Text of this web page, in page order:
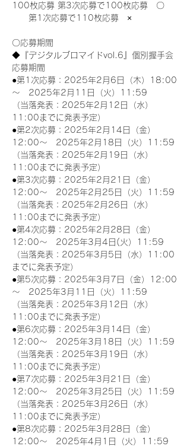
100枚応募 第3次応募で100枚応募　〇
第1次応募で110枚応募　×
〇応募期間
◆『デジタルブロマイドvol.6』個別握手会
応募期間
●第1次応募：2025年2月6日（木）18:00
～　2025年2月11日（火）11:59
（当落発表：2025年2月12日（水）
11:00までに発表予定）
●第2次応募：2025年2月14日（金）
12:00～　2025年2月18日（火）11:59
（当落発表：2025年2月19日（水）
11:00までに発表予定）
●第3次応募：2025年2月21日（金）
12:00～　2025年2月25日（火）11:59
（当落発表：2025年2月26日（水）
11:00までに発表予定）
●第4次応募：2025年2月28日（金）
12:00～　2025年3月4日(火）11:59
（当落発表：2025年3月5日（水）11:00
までに発表予定）
●第5次応募：2025年3月7日（金）12:00
～　2025年3月11日（火）11:59
（当落発表：2025年3月12日（水）
11:00までに発表予定）
●第6次応募：2025年3月14日（金）
12:00～　2025年3月18日（火）11:59
（当落発表：2025年3月19日（水）
11:00までに発表予定）
●第7次応募：2025年3月21日（金）
12:00～　2025年3月25日（火）11:59
（当落発表：2025年3月26日（水）
11:00までに発表予定）
●第8次応募：2025年3月28日（金）
12:00～　2025年4月1日（火）11:59